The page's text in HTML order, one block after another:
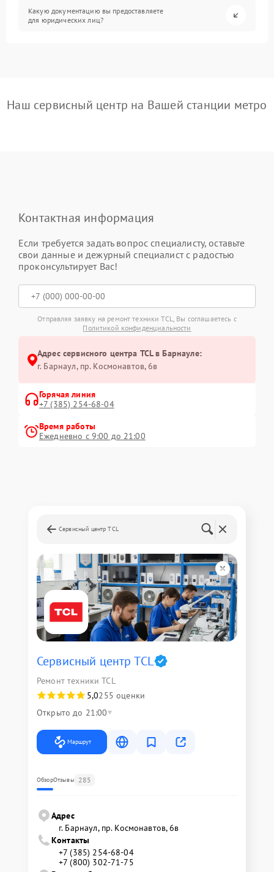
Какую документацию вы предоставляете
для юридических лиц?
Наш сервисный центр на Вашей станции метро
Контактная информация
Если требуется задать вопрос специалисту, оставьте
свои данные и дежурный специалист с радостью
проконсультирует Вас!
Отправляя заявку на ремонт техники TCL, Вы соглашаетесь с
Политикой конфиденциальности
Адрес сервисного центра TCL в Барнауле:
г. Барнаул, ​пр. Космонавтов, 6в
Горячая линия
+7 (385) 254-68-04
Время работы
Ежедневно с 9:00 до 21:00
Сервисный центр TCL
Сервисный центр TCL
Ремонт техники TCL
5,0255 оценки
Открыто до 21:00
Маршрут
ОбзорОтзывы 285
Адрес
г. Барнаул, ​пр. Космонавтов, 6в
Контакты
+7 (385) 254-68-04
+7 (800) 302-71-75